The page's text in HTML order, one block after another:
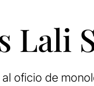
Lali
oficio de